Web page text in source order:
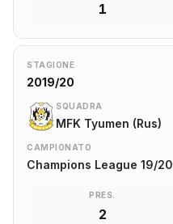
1
STAGIONE
2019/20
SQUADRA
MFK Tyumen (Rus)
CAMPIONATO
Champions League 19/20
PRES.
2